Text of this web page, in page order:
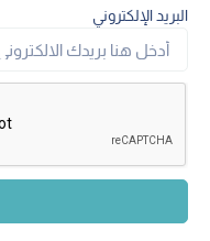
البريد الإلكتروني